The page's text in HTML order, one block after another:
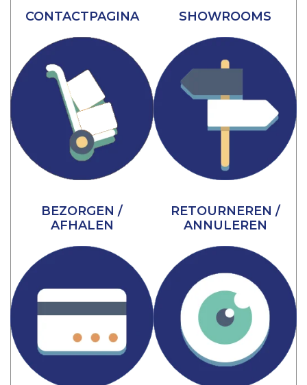
CONTACTPAGINA SHOWROOMS
BEZORGEN /
AFHALEN
RETOURNEREN /
ANNULEREN